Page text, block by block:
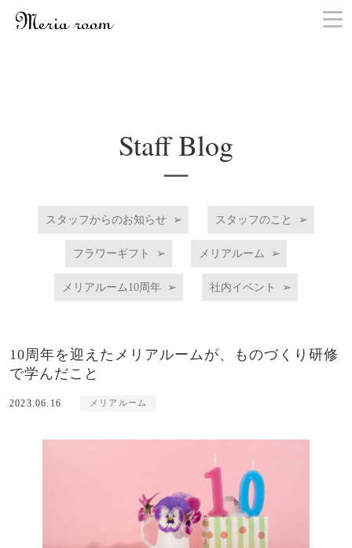
お問い合わせ
Staff Blog
スタッフからのお知らせ スタッフのこと
フラワーギフト メリアルーム
メリアルーム10周年 社内イベント
10周年を迎えたメリアルームが、ものづくり研修
で学んだこと
2023.06.16 メリアルーム